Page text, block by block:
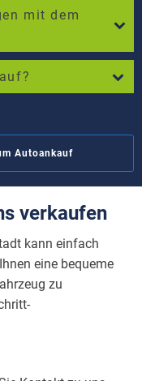
mit dem
Autoankauf
verkaufen
kann einfach
eine bequeme
zu